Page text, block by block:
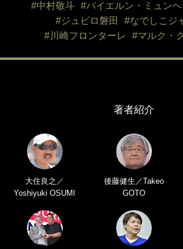
#中村敬斗
#バイエルン・ミュンヘ
#ジュビロ磐田
#なでしこジ
#川崎フロンターレ
#マルク・
著者紹介
大住良之／
Yoshiyuki OSUMI
後藤健生／Takeo
GOTO